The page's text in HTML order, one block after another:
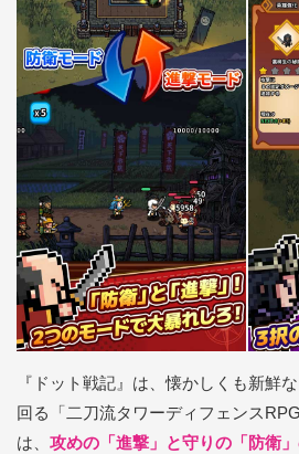
『ドット戦記』は、懐かしくも新鮮
回る「二刀流タワーディフェンス
は、 攻めの「進撃」と守りの「防衛